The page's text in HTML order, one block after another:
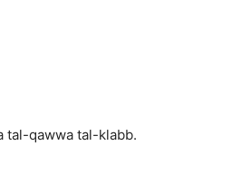
tal-qawwa tal-klabb.